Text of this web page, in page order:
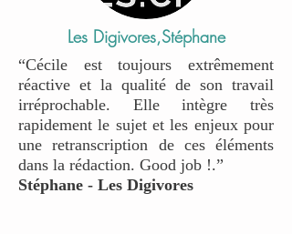
Les Digivores,Stéphane
“Cécile est toujours extrêmement
réactive et la qualité de son travail
irréprochable. Elle intègre très
rapidement le sujet et les enjeux pour
une retranscription de ces éléments
dans la rédaction. Good job !.”
Stéphane - Les Digivores